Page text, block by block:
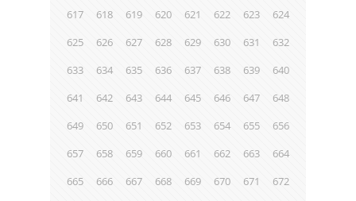
617
618 619 620 621 622 623
624
625
626 627 628 629 630 631
632
633
634 635 636 637 638 639
640
641
642 643 644 645 646 647
648
649
650 651 652 653 654 655
656
657
658 659 660 661 662 663
664
665
666 667 668 669 670 671
672